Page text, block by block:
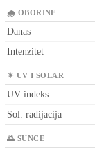
🌧 OBORINE
Danas
Intenzitet
☀ UV I SOLAR
UV indeks
Sol. radijacija
🌅 SUNCE